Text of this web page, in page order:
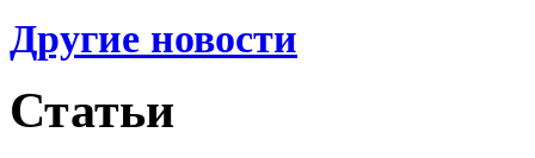
Другие новости
Статьи